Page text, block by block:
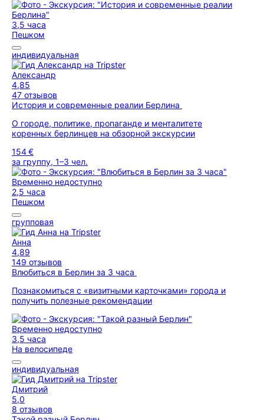
3,5 часа
Пешком
индивидуальная
Александр
4,85
47 отзывов
История и современные реалии Берлина
О городе, политике, пропаганде и менталитете
коренных берлинцев на обзорной экскурсии
154 €
за группу, 1–3 чел.
Временно недоступно
2,5 часа
Пешком
групповая
Анна
4,89
149 отзывов
Влюбиться в Берлин за 3 часа
Познакомиться с «визитными карточками» города и
получить полезные рекомендации
Временно недоступно
3,5 часа
На велосипеде
индивидуальная
Дмитрий
5,0
8 отзывов